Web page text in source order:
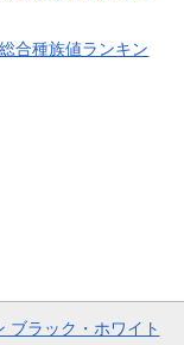
合種族値ランキン
ブラック・ホワイト